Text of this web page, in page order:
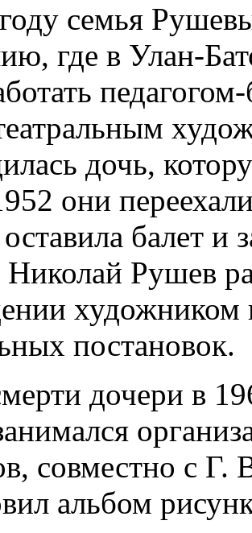
семья
где в Улан-
дочь,
они
балет и
Николай Рушев
художником
постановок.
дочери в
совместно с
альбом